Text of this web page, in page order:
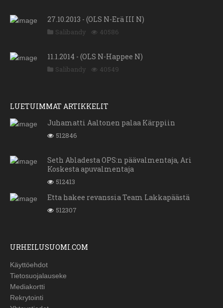
27.10.2013 - (OLS N-Erä III N)
Salibandy 40586
11.1.2014 - (OLS N-Happee N)
Salibandy 40549
LUETUIMMAT ARTIKKELIT
Juhamatti Aaltonen palaa Kärppiin
512846
Seth Abladesta OPS:n päävalmentaja, Ari
Koskesta apuvalmentaja
512413
Etta hakee revanssia Team Lakkapäästä
512307
URHEILUSUOMI.COM
Käyttöehdot
Tietosuojalauseke
Mediakortti
Rekrytointi